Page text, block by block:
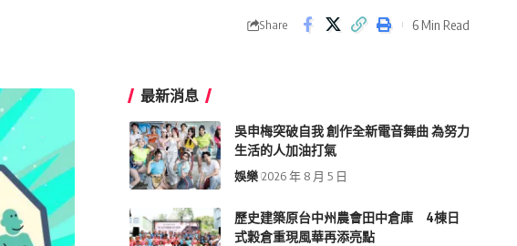
Share 6 Min Read
最新消息
吳申梅突破自我 創作全新電音舞曲 為努力
生活的人加油打氣
娛樂 2026 年 8 月 5 日
歷史建築原台中州農會田中倉庫 4棟日
式穀倉重現風華再添亮點